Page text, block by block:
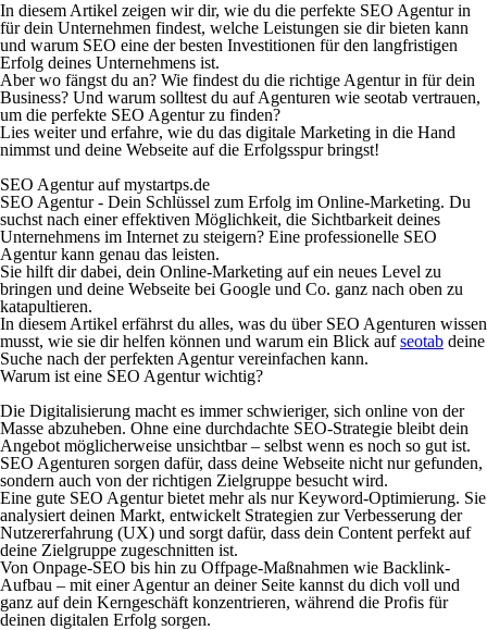
In diesem Artikel zeigen wir dir, wie du die perfekte SEO Agentur in
für dein Unternehmen findest, welche Leistungen sie dir bieten kann
und warum SEO eine der besten Investitionen für den langfristigen
Erfolg deines Unternehmens ist.
Aber wo fängst du an? Wie findest du die richtige Agentur in für dein
Business? Und warum solltest du auf Agenturen wie seotab vertrauen,
um die perfekte SEO Agentur zu finden?
Lies weiter und erfahre, wie du das digitale Marketing in die Hand
nimmst und deine Webseite auf die Erfolgsspur bringst!
SEO Agentur auf mystartps.de
SEO Agentur - Dein Schlüssel zum Erfolg im Online-Marketing. Du
suchst nach einer effektiven Möglichkeit, die Sichtbarkeit deines
Unternehmens im Internet zu steigern? Eine professionelle SEO
Agentur kann genau das leisten.
Sie hilft dir dabei, dein Online-Marketing auf ein neues Level zu
bringen und deine Webseite bei Google und Co. ganz nach oben zu
katapultieren.
In diesem Artikel erfährst du alles, was du über SEO Agenturen wissen
musst, wie sie dir helfen können und warum ein Blick aufseotab deine
Suche nach der perfekten Agentur vereinfachen kann.
Warum ist eine SEO Agentur wichtig?
Die Digitalisierung macht es immer schwieriger, sich online von der
Masse abzuheben. Ohne eine durchdachte SEO-Strategie bleibt dein
Angebot möglicherweise unsichtbar – selbst wenn es noch so gut ist.
SEO Agenturen sorgen dafür, dass deine Webseite nicht nur gefunden,
sondern auch von der richtigen Zielgruppe besucht wird.
Eine gute SEO Agentur bietet mehr als nur Keyword-Optimierung. Sie
analysiert deinen Markt, entwickelt Strategien zur Verbesserung der
Nutzererfahrung (UX) und sorgt dafür, dass dein Content perfekt auf
deine Zielgruppe zugeschnitten ist.
Von Onpage-SEO bis hin zu Offpage-Maßnahmen wie Backlink-
Aufbau – mit einer Agentur an deiner Seite kannst du dich voll und
ganz auf dein Kerngeschäft konzentrieren, während die Profis für
deinen digitalen Erfolg sorgen.